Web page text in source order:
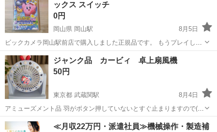
ックス スイッチ
0円
岡山県 岡山駅
8月5日
ビックカメラ岡山駅前店で購入しました正規品です。 もうプレイしな
いので欲しい方に譲ります。
岡山 岡山市 岡山駅 テレビゲーム switch
ジャンク品 カービィ 卓上扇風機
50円
東京都 武蔵関駅
8月4日
アミューズメント品 羽がボタン押していないとすぐ止まりますので(風
量も弱い) インテリア雑貨としての用途になります。 受け渡し後の返
品やクレームは受付できかねますので、気になる事ありましたらお気
東京 練馬区 武蔵関駅 その他 カービィ
≪月収22万円・派遣社員≫機械操作・製造補